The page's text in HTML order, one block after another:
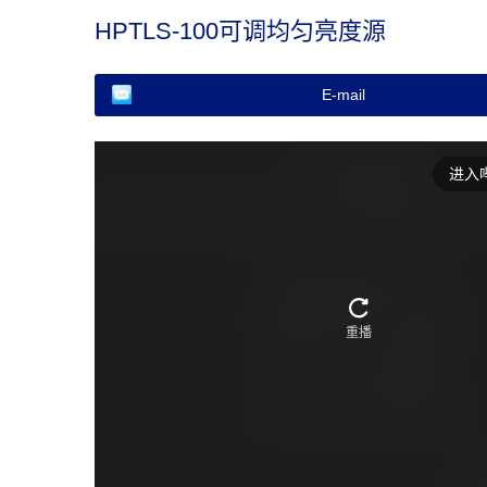
HPTLS-100可调均匀亮度源
E-mail